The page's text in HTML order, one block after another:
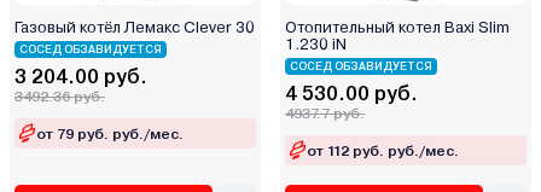
Газовый котёл Лемакс Clever 30
СОСЕД ОБЗАВИДУЕТСЯ
3 204.00 руб.
3492.36 руб.
от 79 руб. руб./мес.
Отопительный котел Baxi Slim
1.230 iN
СОСЕД ОБЗАВИДУЕТСЯ
4 530.00 руб.
4937.7 руб.
от 112 руб. руб./мес.